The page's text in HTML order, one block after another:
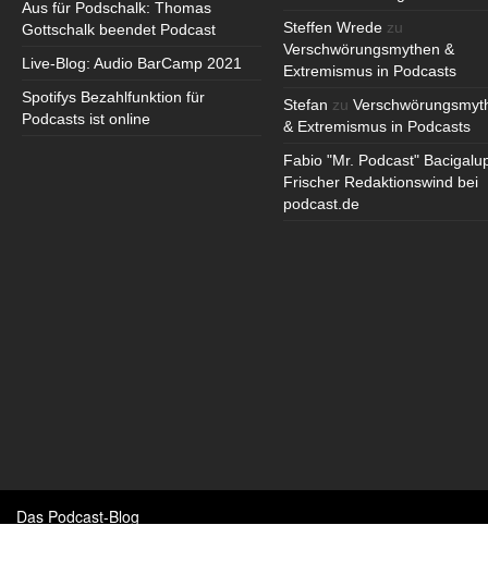
Aus für Podschalk: Thomas
Gottschalk beendet Podcast
Live-Blog: Audio BarCamp 2021
Spotifys Bezahlfunktion für
Podcasts ist online
Steffen Wrede zu
Verschwörungsmythen &
Extremismus in Podcasts
Stefan zu
& Extremismus in Podcasts
Fabio "Mr. Podcast"
Frischer Redaktionswind bei
podcast.de
Das Podcast-Blog